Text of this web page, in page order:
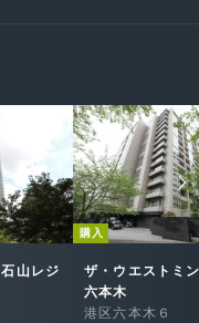
山レジ
購入
ザ・ウエストミ
六本木
港区六本木６